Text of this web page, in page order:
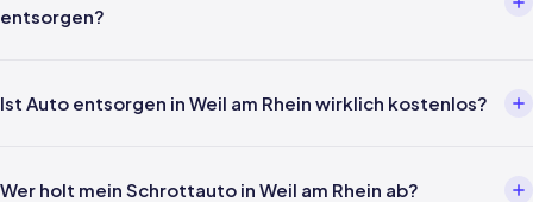
entsorgen?
WhatsApp melden — wir kümmern uns um alles weitere inklusive
Ist Auto entsorgen in Weil am Rhein wirklich kostenlos?
AltfahrzeugV gesetzlich kostenlos. In Weil am Rhein und ganz
Wer holt mein Schrottauto in Weil am Rhein ab?